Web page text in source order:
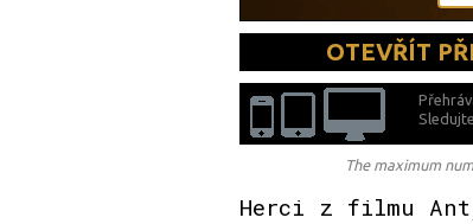
OTEVŘÍT
The maximum
Herci z filmu